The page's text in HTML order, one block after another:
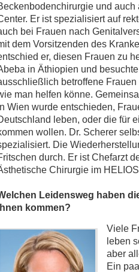
und
Er ist spezialisiert auf
bei Frauen nach
dem Vorsitzenden des
er, diesen Frauen zu
in Äthiopien und
betroffene
man helfen könne.
Wien wurde entschieden,
leben, oder die für
wollen. Dr. Scherer
Die
durch. Er ist Chefarzt
Chirurgie im
Leidensweg haben
Ihnen kommen?
Viele
leben
aber
Ein